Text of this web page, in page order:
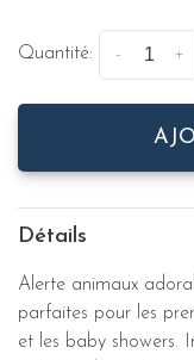
Quantité: +
-
Détails
Alerte animaux
parfaites pour les
et les baby showers.